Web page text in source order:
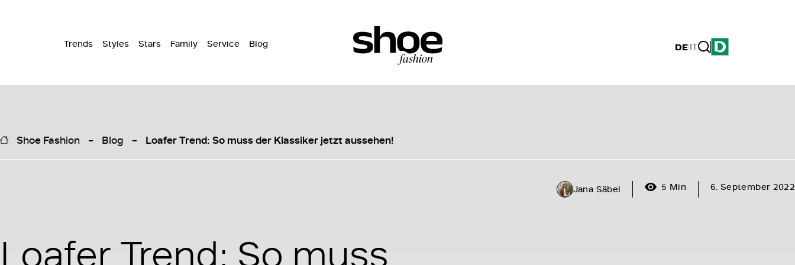
Trends Styles Stars Family Service Blog DE|IT
Shoe Fashion Blog Loafer Trend: So muss der Klassiker jetzt aussehen!
Jana Säbel 5 Min 6. September 2022
Loafer Trend: So muss